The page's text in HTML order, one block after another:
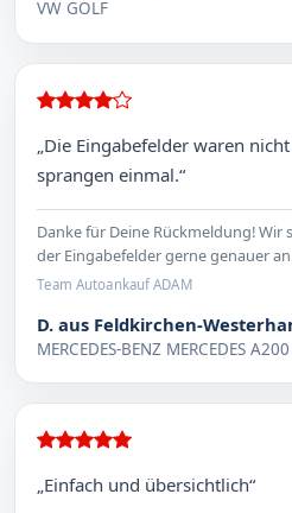
VW GOLF
„Die Eingabefelder waren
sprangen einmal.“
Danke für Deine Rückmeldung! Wir
der Eingabefelder gerne genauer
Team Autoankauf ADAM
D. aus Feldkirchen-
MERCEDES-BENZ MERCEDES
„Einfach und übersichtlich“